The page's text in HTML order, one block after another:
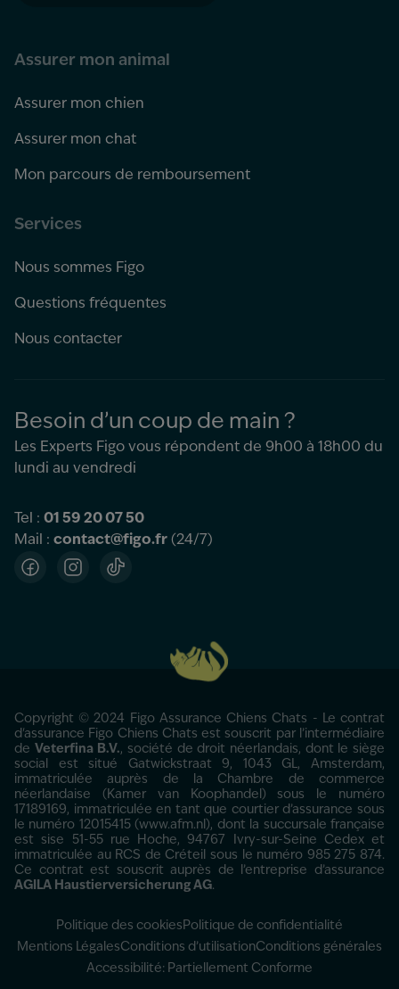
Assurer mon animal
Assurer mon chien
Assurer mon chat
Mon parcours de remboursement
Services
Nous sommes Figo
Questions fréquentes
Nous contacter
Besoin d’un coup de main ?
Les Experts Figo vous répondent de 9h00 à 18h00 du
lundi au vendredi
Tel : 01 59 20 07 50
Mail : contact@figo.fr (24/7)
FacebookInstagramTikTok
Copyright © 2024 Figo Assurance Chiens Chats - Le contrat
d'assurance Figo Chiens Chats est souscrit par l’intermédiaire
de Veterfina B.V., société de droit néerlandais, dont le siège
social est situé Gatwickstraat 9, 1043 GL, Amsterdam,
immatriculée auprès de la Chambre de commerce
néerlandaise (Kamer van Koophandel) sous le numéro
17189169, immatriculée en tant que courtier d’assurance sous
le numéro 12015415 (www.afm.nl), dont la succursale française
est sise 51-55 rue Hoche, 94767 Ivry-sur-Seine Cedex et
immatriculée au RCS de Créteil sous le numéro 985 275 874.
Ce contrat est souscrit auprès de l’entreprise d’assurance
AGILA Haustierversicherung AG.
Politique des cookies Politique de confidentialité
Mentions LégalesConditions d’utilisationConditions générales
Accessibilité: Partiellement Conforme